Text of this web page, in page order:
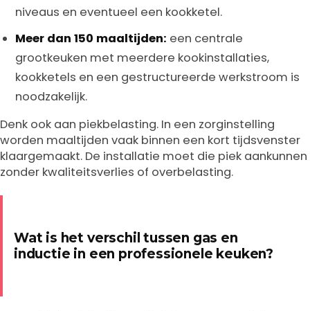
niveaus en eventueel een kookketel.
Meer dan 150 maaltijden: een centrale
grootkeuken met meerdere kookinstallaties,
kookketels en een gestructureerde werkstroom is
noodzakelijk.
Denk ook aan piekbelasting. In een zorginstelling
worden maaltijden vaak binnen een kort tijdsvenster
klaargemaakt. De installatie moet die piek aankunnen
zonder kwaliteitsverlies of overbelasting.
Wat is het verschil tussen gas en
inductie in een professionele keuken?